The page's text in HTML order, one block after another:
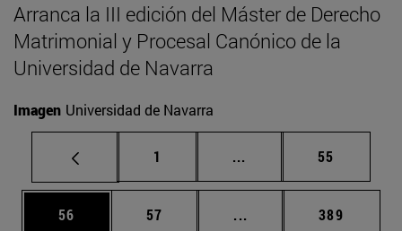
Arranca la III edición del Máster de Derecho
Matrimonial y Procesal Canónico de la
Universidad de Navarra
Imagen Universidad de Navarra
Página
1 ... Páginas intermedias
Página
55
Página
56 Página
57 ... Páginas intermedias
Página
389